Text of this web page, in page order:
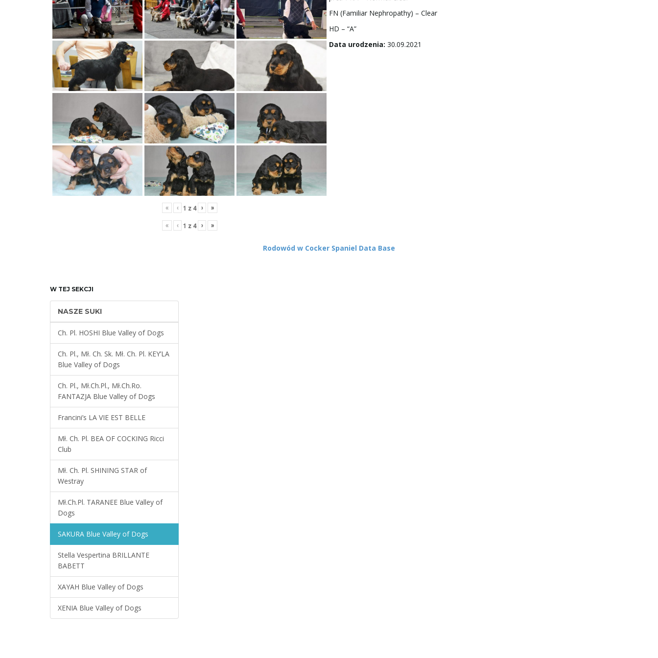
« ‹ 1 z 4 › »
« ‹ 1 z 4 › »
FN (Familiar Nephropathy) – Clear
HD – “A”
Data urodzenia: 30.09.2021
Rodowód w Cocker Spaniel Data Base
W TEJ SEKCJI
NASZE SUKI
Ch. Pl. HOSHI Blue Valley of Dogs
Ch. Pl., Mł. Ch. Sk. Mł. Ch. Pl. KEY’LA
Blue Valley of Dogs
Ch. Pl., Mł.Ch.Pl., Mł.Ch.Ro.
FANTAZJA Blue Valley of Dogs
Francini’s LA VIE EST BELLE
Mł. Ch. Pl. BEA OF COCKING Ricci
Club
Mł. Ch. Pl. SHINING STAR of
Westray
Mł.Ch.Pl. TARANEE Blue Valley of
Dogs
SAKURA Blue Valley of Dogs
Stella Vespertina BRILLANTE
BABETT
XAYAH Blue Valley of Dogs
XENIA Blue Valley of Dogs